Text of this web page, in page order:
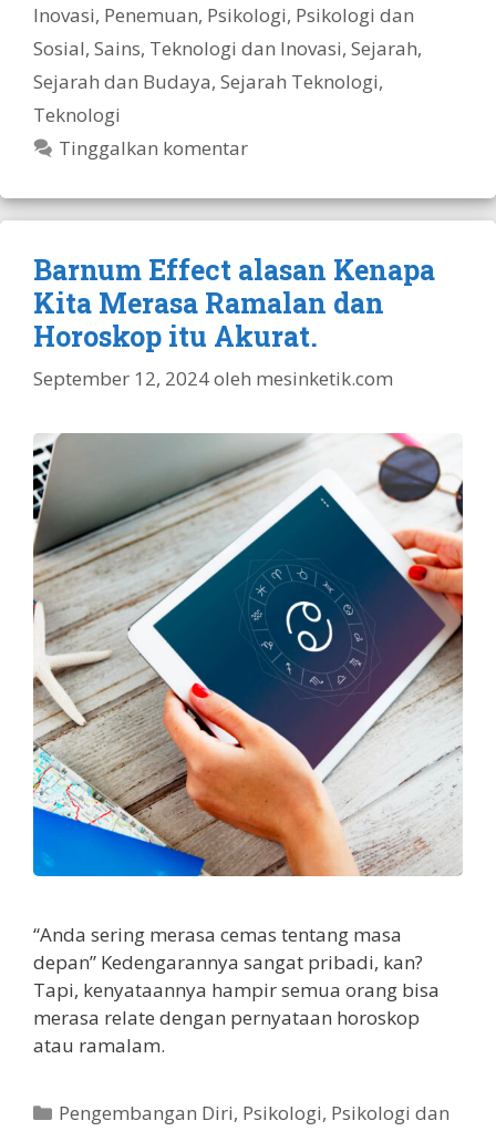
Inovasi, Penemuan, Psikologi, Psikologi dan
Sosial, Sains, Teknologi dan Inovasi, Sejarah,
Sejarah dan Budaya, Sejarah Teknologi,
Teknologi
Tinggalkan komentar
Barnum Effect alasan Kenapa
Kita Merasa Ramalan dan
Horoskop itu Akurat.
September 12, 2024oleh mesinketik.com
“Anda sering merasa cemas tentang masa
depan” Kedengarannya sangat pribadi, kan?
Tapi, kenyataannya hampir semua orang bisa
merasa relate dengan pernyataan horoskop
atau ramalam.
Kategori
Pengembangan Diri, Psikologi, Psikologi dan